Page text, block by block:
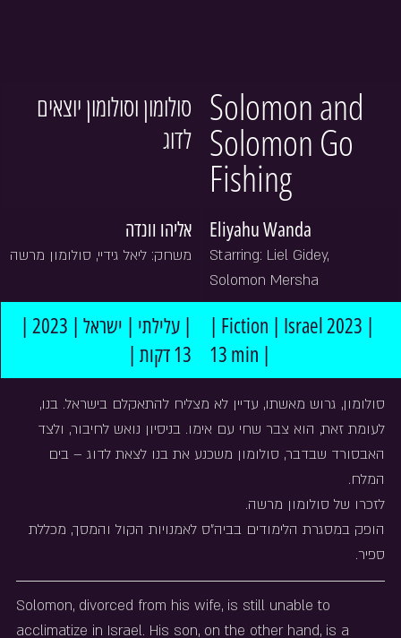
סולומון וסולומון יוצאים
לדוג
Solomon and
Solomon Go
Fishing
אליהו וונדה
משחק: ליאל גידיי, סולומון מרשה
Eliyahu Wanda
Starring: Liel Gidey,
Solomon Mersha
| עלילתי | ישראל | 2023 |
13 דקות |
| Fiction | Israel 2023 |
13 min |
סולומון, גרוש מאשתו, עדיין לא מצליח להתאקלם בישראל. בנו,
לעומת זאת, הוא צבר שחי עם אימו. בניסיון נואש לחיבור, ולצד
האבסורד שבדבר, סולומון משכנע את בנו לצאת לדוג – בים
המלח.
לזכרו של סולומון מרשה.
הופק במסגרת הלימודים בביה"ס לאמנויות הקול והמסך, מכללת
ספיר.
Solomon, divorced from his wife, is still unable to
acclimatize in Israel. His son, on the other hand, is a